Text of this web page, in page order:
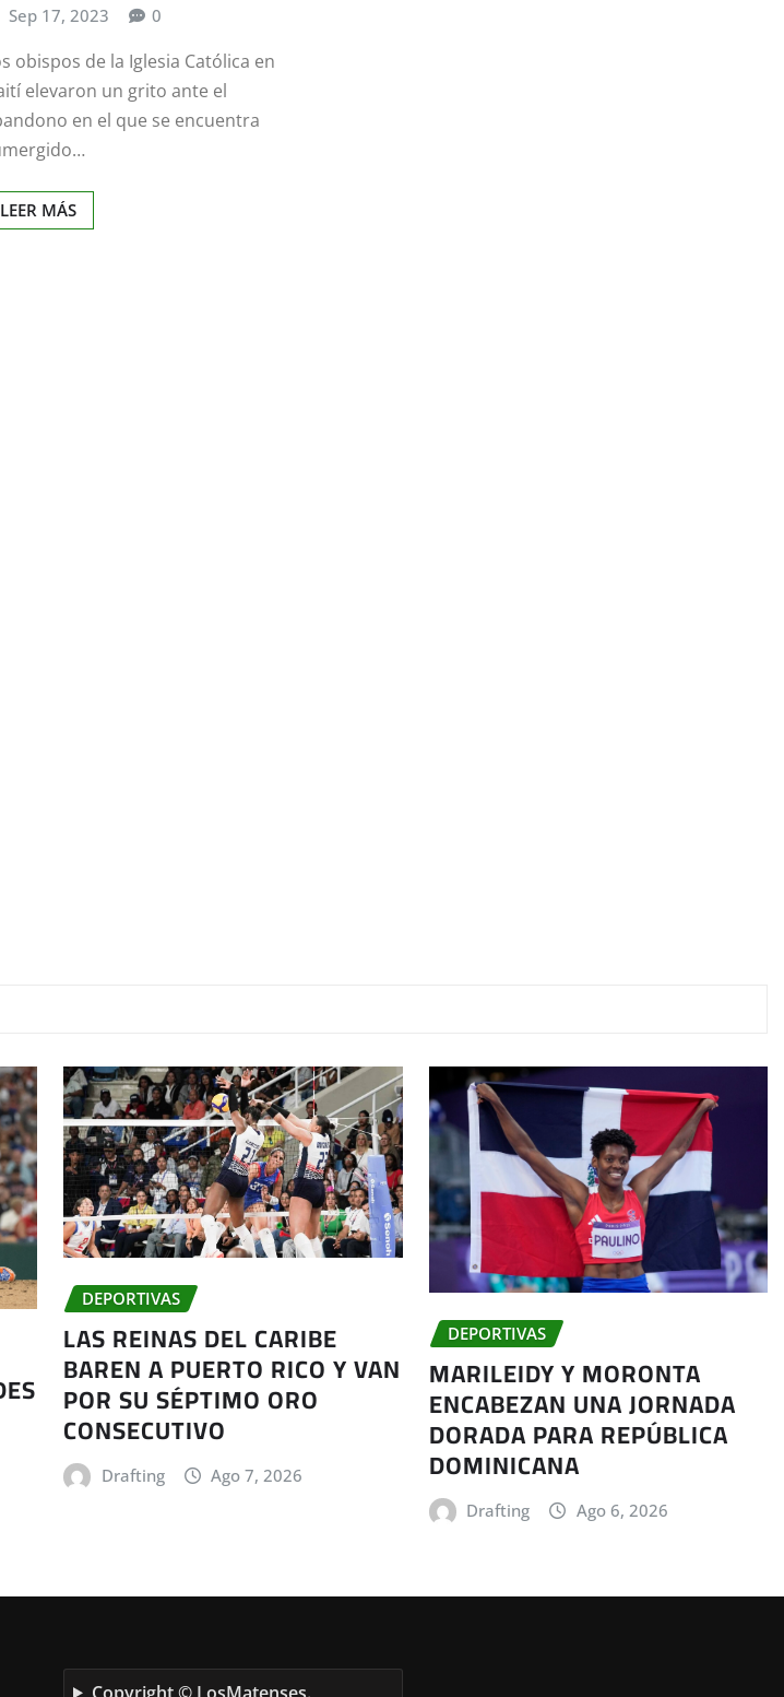
Sep 17, 2023
0
obispos de la Iglesia Católica en
elevaron un grito ante el
en el que se encuentra
LEER MÁS
DEPORTIVAS
LAS REINAS DEL CARIBE
BAREN A PUERTO RICO Y VAN
POR SU SÉPTIMO ORO
CONSECUTIVO
Drafting Ago 7, 2026
DEPORTIVAS
MARILEIDY Y MORONTA
ENCABEZAN UNA JORNADA
DORADA PARA REPÚBLICA
DOMINICANA
Drafting Ago 6, 2026
Copyright © LosMatenses.